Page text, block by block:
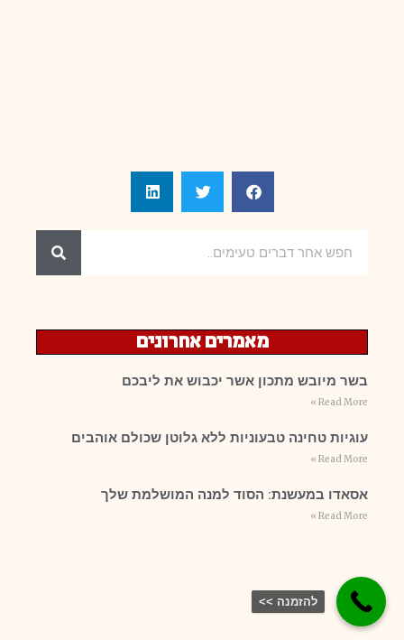
מאמרים אחרונים
בשר מיובש מתכון אשר יכבוש את ליבכם
Read More »
עוגיות טחינה טבעוניות ללא גלוטן שכולם אוהבים
Read More »
אסאדו במעשנת: הסוד למנה המושלמת שלך
Read More »
להזמנה >>